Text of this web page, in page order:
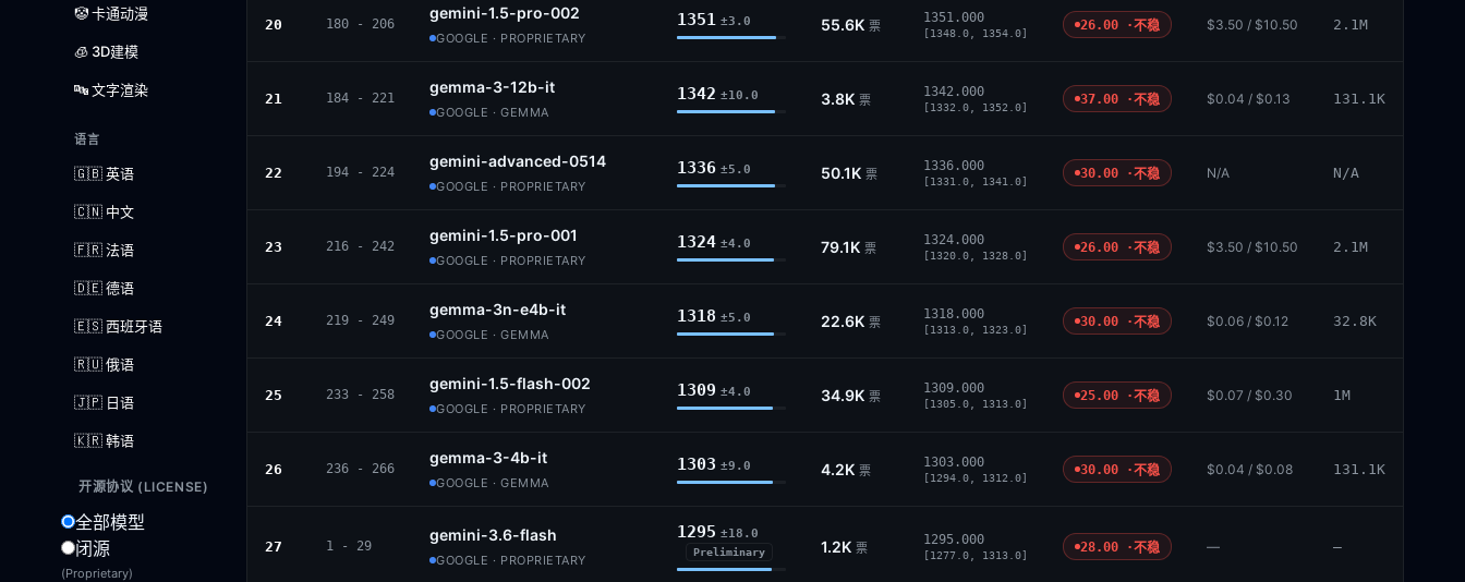
🤡 卡通动漫
🧊 3D建模
🔤 文字渲染
语言
🇬🇧 英语
🇨🇳 中文
🇫🇷 法语
🇩🇪 德语
🇪🇸 西班牙语
🇷🇺 俄语
🇯🇵 日语
🇰🇷 韩语
开源协议 (LICENSE)
全部模型
闭源
(Proprietary)
20 180 - 206
gemini-1.5-pro-002
GOOGLE · PROPRIETARY
1351 ±3.0 55.6K 票
1351.000
[1348.0, 1354.0]
26.00 ·不稳 $3.50 / $10.50 2.1M
21 184 - 221
gemma-3-12b-it
GOOGLE · GEMMA
1342 ±10.0 3.8K 票
1342.000
[1332.0, 1352.0]
37.00 ·不稳 $0.04 / $0.13 131.1K
22 194 - 224
gemini-advanced-0514
GOOGLE · PROPRIETARY
1336 ±5.0 50.1K 票
1336.000
[1331.0, 1341.0]
30.00 ·不稳 N/A N/A
23 216 - 242
gemini-1.5-pro-001
GOOGLE · PROPRIETARY
1324 ±4.0 79.1K 票
1324.000
[1320.0, 1328.0]
26.00 ·不稳 $3.50 / $10.50 2.1M
24 219 - 249
gemma-3n-e4b-it
GOOGLE · GEMMA
1318 ±5.0 22.6K 票
1318.000
[1313.0, 1323.0]
30.00 ·不稳 $0.06 / $0.12 32.8K
25 233 - 258
gemini-1.5-flash-002
GOOGLE · PROPRIETARY
1309 ±4.0 34.9K 票
1309.000
[1305.0, 1313.0]
25.00 ·不稳 $0.07 / $0.30 1M
26 236 - 266
gemma-3-4b-it
GOOGLE · GEMMA
1303 ±9.0 4.2K 票
1303.000
[1294.0, 1312.0]
30.00 ·不稳 $0.04 / $0.08 131.1K
27 1 - 29
gemini-3.6-flash
GOOGLE · PROPRIETARY
1295 ±18.0
Preliminary 1.2K 票
1295.000
[1277.0, 1313.0]
28.00 ·不稳 — —